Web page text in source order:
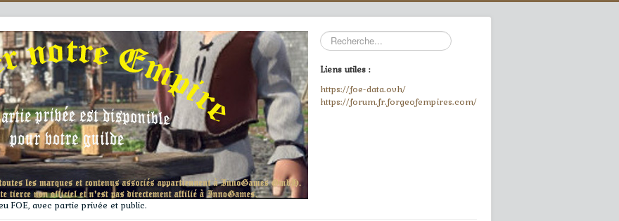
FOE, avec partie privée et public.
Rechercher
Liens utiles :
https://foe-data.ovh/
https://forum.fr.forgeofempires.com/